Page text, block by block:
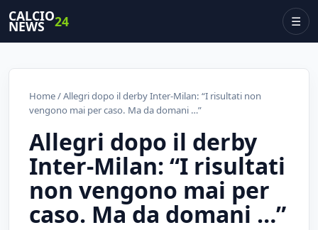
CALCIO
NEWS 24 ☰
Home/ Allegri dopo il derby Inter-Milan: “I risultati non
vengono mai per caso. Ma da domani …”
Allegri dopo il derby
Inter-Milan: “I risultati
non vengono mai per
caso. Ma da domani …”